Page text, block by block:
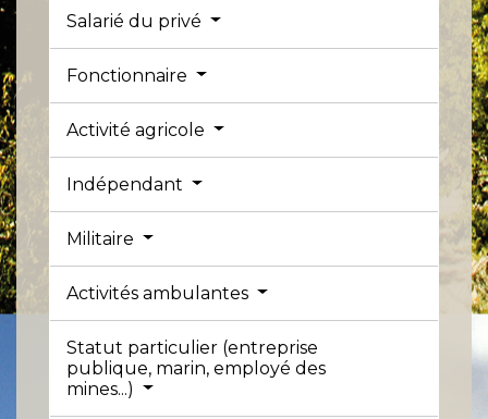
Salarié du privé
Fonctionnaire
Activité agricole
Indépendant
Militaire
Activités ambulantes
Statut particulier (entreprise
publique, marin, employé des
mines...)